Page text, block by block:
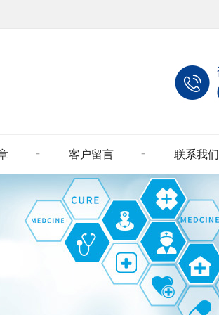
客户留言 联系我们